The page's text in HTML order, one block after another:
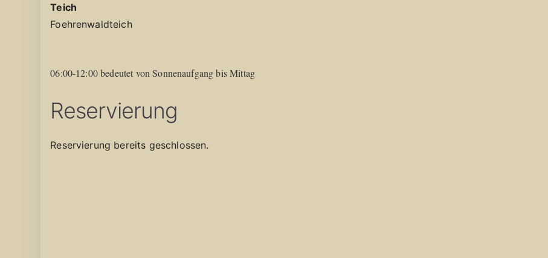
Teich
Foehrenwaldteich
06:00-12:00 bedeutet von Sonnenaufgang bis Mittag
Reservierung
Reservierung bereits geschlossen.